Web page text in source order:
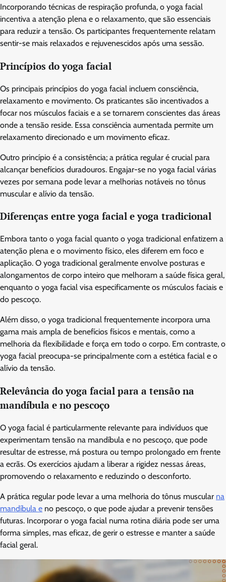
Incorporando técnicas de respiração profunda, o yoga facial
incentiva a atenção plena e o relaxamento, que são essenciais
para reduzir a tensão. Os participantes frequentemente relatam
sentir-se mais relaxados e rejuvenescidos após uma sessão.
Princípios do yoga facial
Os principais princípios do yoga facial incluem consciência,
relaxamento e movimento. Os praticantes são incentivados a
focar nos músculos faciais e a se tornarem conscientes das áreas
onde a tensão reside. Essa consciência aumentada permite um
relaxamento direcionado e um movimento eficaz.
Outro princípio é a consistência; a prática regular é crucial para
alcançar benefícios duradouros. Engajar-se no yoga facial várias
vezes por semana pode levar a melhorias notáveis no tônus
muscular e alívio da tensão.
Diferenças entre yoga facial e yoga tradicional
Embora tanto o yoga facial quanto o yoga tradicional enfatizem a
atenção plena e o movimento físico, eles diferem em foco e
aplicação. O yoga tradicional geralmente envolve posturas e
alongamentos de corpo inteiro que melhoram a saúde física geral,
enquanto o yoga facial visa especificamente os músculos faciais e
do pescoço.
Além disso, o yoga tradicional frequentemente incorpora uma
gama mais ampla de benefícios físicos e mentais, como a
melhoria da flexibilidade e força em todo o corpo. Em contraste, o
yoga facial preocupa-se principalmente com a estética facial e o
alívio da tensão.
Relevância do yoga facial para a tensão na
mandíbula e no pescoço
O yoga facial é particularmente relevante para indivíduos que
experimentam tensão na mandíbula e no pescoço, que pode
resultar de estresse, má postura ou tempo prolongado em frente
a ecrãs. Os exercícios ajudam a liberar a rigidez nessas áreas,
promovendo o relaxamento e reduzindo o desconforto.
A prática regular pode levar a uma melhoria do tônus muscular na
mandíbula e no pescoço, o que pode ajudar a prevenir tensões
futuras. Incorporar o yoga facial numa rotina diária pode ser uma
forma simples, mas eficaz, de gerir o estresse e manter a saúde
facial geral.